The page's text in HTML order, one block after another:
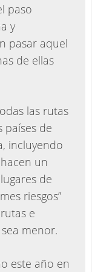
paso
y
pasar aquel
de ellas
las rutas
países de
incluyendo
un
de
riesgos”
e
menor.
este año en